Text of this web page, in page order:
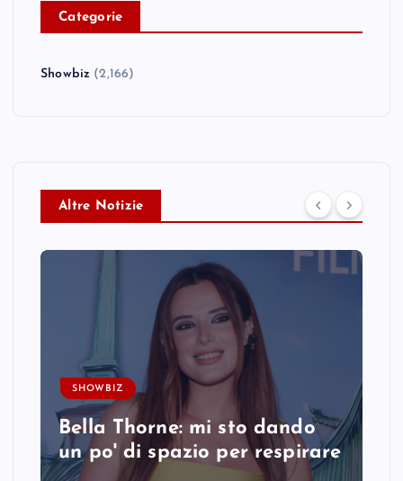
Categorie
Showbiz (2,166)
Altre Notizie
SHOWBIZ
Bella Thorne: mi sto dando
un po' di spazio per respirare